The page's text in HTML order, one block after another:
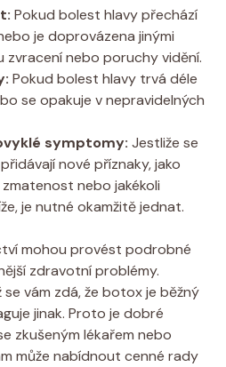
Pokud bolest hlavy přechází
je doprovázena jinými
zvracení nebo poruchy vidění.
Pokud bolest hlavy trvá déle
se opakuje v nepravidelných
symptomy: Jestliže se
nové příznaky, jako
nebo jakékoli
je nutné okamžitě jednat.
mohou provést podrobné
zdravotní problémy.
se vám zdá, že botox je běžný
jinak. Proto je dobré
zkušeným lékařem nebo
může nabídnout cenné rady